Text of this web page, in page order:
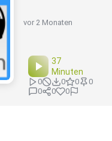
vor 2 Monaten
37
Minuten
0 0 0
0
0
0 0